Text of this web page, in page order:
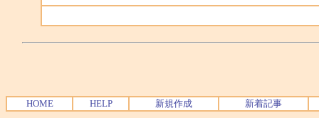
HOME HELP 新規作成 新着記事